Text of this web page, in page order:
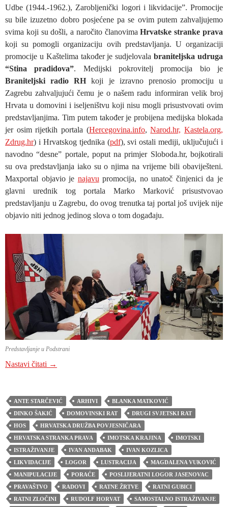
Udbe (1944.-1962.), Zarobljenički logori i likvidacije”. Promocije
su bile izuzetno dobro posjećene pa se ovim putem zahvaljujemo
svima koji su došli, a naročito članovimaHrvatske stranke prava
koji su pomogli organizaciju ovih predstavljanja. U organizaciji
promocije u Kaštelima također je sudjelovalabraniteljska udruga
“Stina pradidova”. Medijski pokrovitelj promocija bio je
Braniteljski radio RH koji je izravno prenosio promociju u
Zagrebu zahvaljujući čemu je o našem radu informiran velik broj
Hrvata u domovini i iseljeništvu koji nisu mogli prisustvovati ovim
predstavljanjima. Tim putem također je probijena medijska blokada
jer osim rijetkih portala (Hercegovina.info,Narod.hr, Kastela.org,
Zdrug.hr) i Hrvatskog tjednika (pdf), svi ostali mediji, uključujući i
navodno “desne” portale, poput na primjer Sloboda.hr, bojkotirali
su ova predstavljanja iako su o njima na vrijeme bili obaviješteni.
Maxportal objavio je najavu promocija, no unatoč činjenici da je
glavni urednik tog portala Marko Marković prisustvovao
predstavljanju u Zagrebu, do ovog trenutka taj portal još uvijek nije
objavio niti jednog jedinog slova o tom događaju.
Predstavljanje u Podstrani
Nastavi čitati PREDSTAVLJANJA KNJIGE “IMOTSKA
→
ANTE STARČEVIĆ ARHIVI
BLANKA MATKOVIĆ
DINKO ŠAKIĆ
DOMOVINSKI RAT
DRUGI SVJETSKI RAT
HOS
HRVATSKA DRUŽBA POVJESNIČARA
HRVATSKA STRANKA PRAVA
IMOTSKA KRAJINA
IMOTSKI
ISTRAŽIVANJE
IVAN ANDABAK
IVAN KOZLICA
LIKVIDACIJE
LOGOR LUSTRACIJA
MAGDALENA VUKOVIĆ
MANIPULACIJE
PORAĆE
POSLIJERATNI LOGOR JASENOVAC
PRAVAŠTVO
RADOVI RATNE ŽRTVE
RATNI GUBICI
RATNI ZLOČINI
RUDOLF HORVAT
SAMOSTALNO ISTRAŽIVANJE